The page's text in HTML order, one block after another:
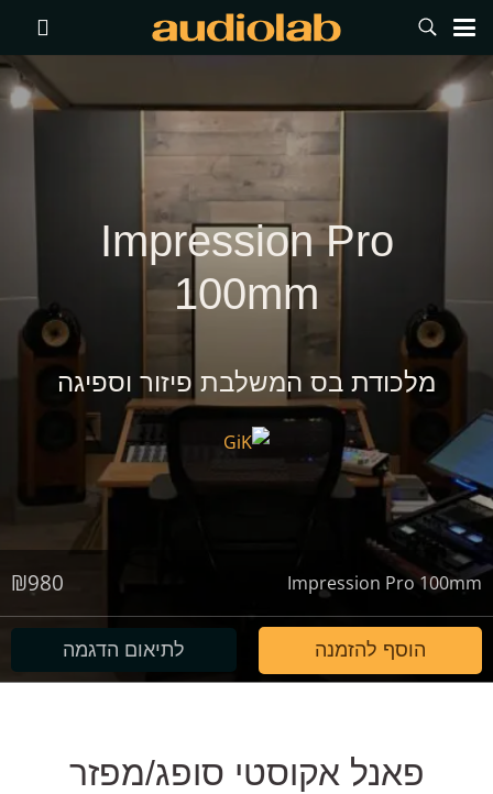
Impression Pro
100mm
מלכודת בס המשלבת פיזור וספיגה
Impression Pro 100mm
₪980
הוסף להזמנה לתיאום הדגמה
פאנל אקוסטי סופג/מפזר